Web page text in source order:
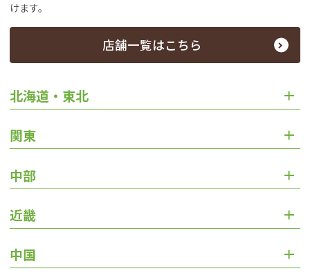
けます。
店舗一覧はこちら
北海道・東北
関東
中部
近畿
中国